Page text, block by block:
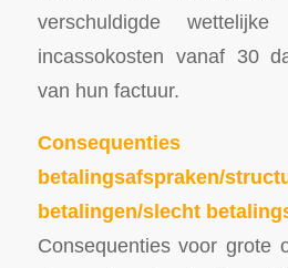
verschuldigde
incassokosten vanaf 30
van hun factuur.
betalingsafspraken/
betalingen/slecht
Consequenties voor grote